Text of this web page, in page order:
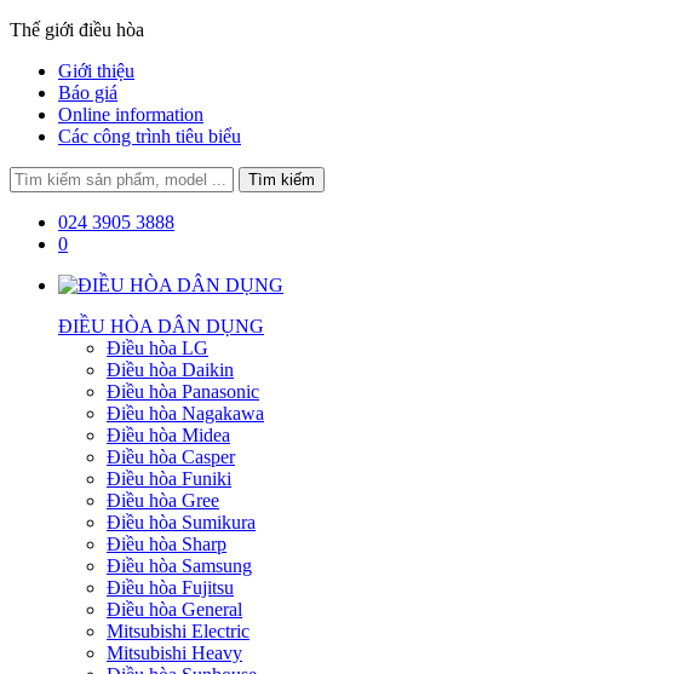
Thế giới điều hòa
Giới thiệu
Báo giá
Online information
Các công trình tiêu biểu
024 3905 3888
0
ĐIỀU HÒA DÂN DỤNG
Điều hòa LG
Điều hòa Daikin
Điều hòa Panasonic
Điều hòa Nagakawa
Điều hòa Midea
Điều hòa Casper
Điều hòa Funiki
Điều hòa Gree
Điều hòa Sumikura
Điều hòa Sharp
Điều hòa Samsung
Điều hòa Fujitsu
Điều hòa General
Mitsubishi Electric
Mitsubishi Heavy